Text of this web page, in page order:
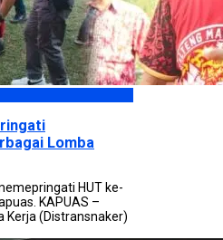
Lomba
HUT ke-
KAPUAS –
Kerja (Distransnaker)